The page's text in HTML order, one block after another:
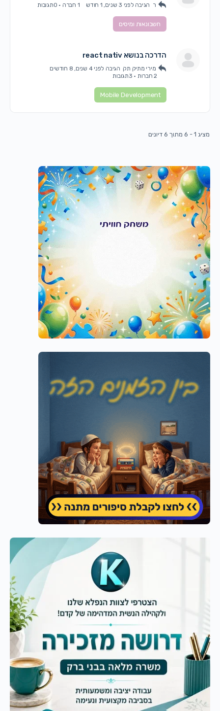
ר הגיבהלפני 3 שנים, 1 חודש 1 חברה · 0תגובות
חשבונאות ומיסים
הדרכה בנושא react nativ
מירי מתיק תק הגיבהלפני 4 שנים, 8 חודשים
· 3תגובות
Mobile Development
מציג 1 - 6 מתוך 6 דיונים